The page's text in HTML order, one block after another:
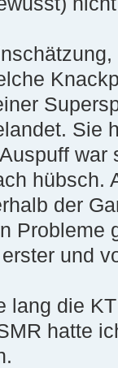
Sie
hübsch.
der
Probleme
und
lang die
hatte